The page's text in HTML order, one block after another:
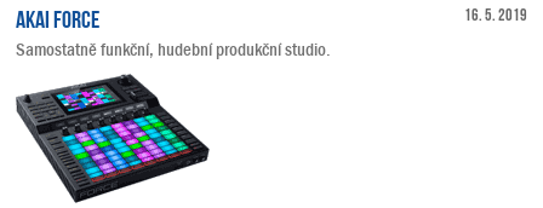
16. 5. 2019
Akai Force
Samostatně funkční, hudební produkční studio.